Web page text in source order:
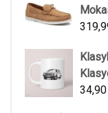
34,90